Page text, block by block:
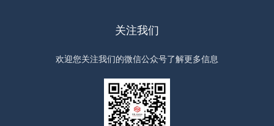
关注我们
欢迎您关注我们的微信公众号了解更多信息